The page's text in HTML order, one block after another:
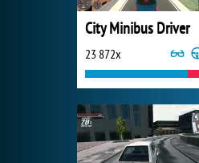
City Minibus Driver
23 872x